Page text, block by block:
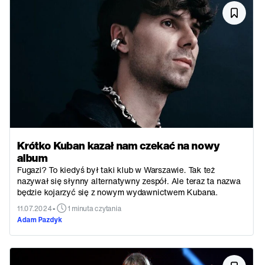
Krótko Kuban kazał nam czekać na nowy
album
Fugazi? To kiedyś był taki klub w Warszawie. Tak też
nazywał się słynny alternatywny zespół. Ale teraz ta nazwa
będzie kojarzyć się z nowym wydawnictwem Kubana.
11.07.2024•
1 minuta czytania
Adam Pazdyk